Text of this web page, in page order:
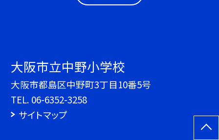
大阪市立中野小学校
大阪市都島区中野町3丁目10番5号
TEL. 06-6352-3258
サイトマップ